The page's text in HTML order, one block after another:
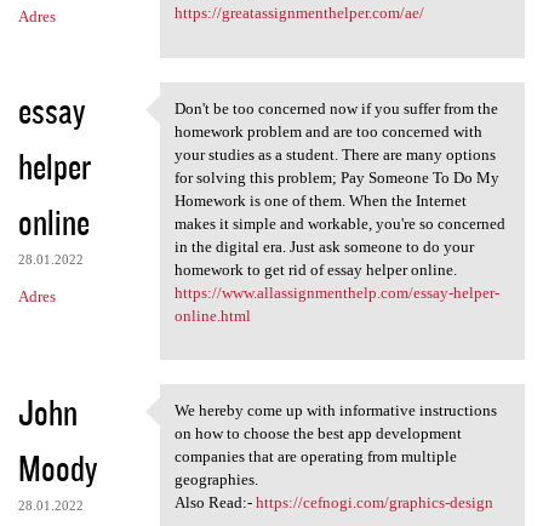
Adres
https://greatassignmenthelper.com/ae/
essay
helper
online
28.01.2022
Adres
Don't be too concerned now if
Don't be too concerned now if you suffer from the
homework problem and are too concerned with
your studies as a student. There are many options
for solving this problem; Pay Someone To Do My
Homework is one of them. When the Internet
makes it simple and workable, you're so concerned
in the digital era. Just ask someone to do your
homework to get rid of essay helper online.
https://www.allassignmenthelp.com/essay-helper-
online.html
John
Moody
28.01.2022
We hereby come up with
We hereby come up with informative instructions
on how to choose the best app development
companies that are operating from multiple
geographies.
Also Read:- https://cefnogi.com/graphics-design